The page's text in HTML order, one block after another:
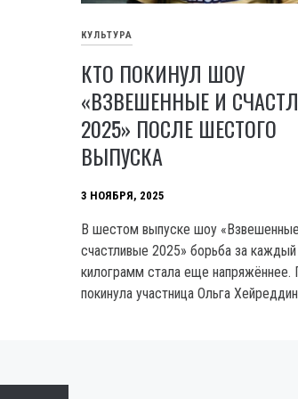
КУЛЬТУРА
КТО ПОКИНУЛ ШОУ
«ВЗВЕШЕННЫЕ И
2025» ПОСЛЕ ШЕСТОГО
ВЫПУСКА
3 НОЯБРЯ, 2025
В шестом выпуске шоу
счастливые 2025» борьба за каждый
килограмм стала еще напряжённее.
покинула участница Ольга Хейреддин